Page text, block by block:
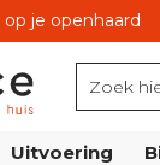
op je openhaard
Uitvoering